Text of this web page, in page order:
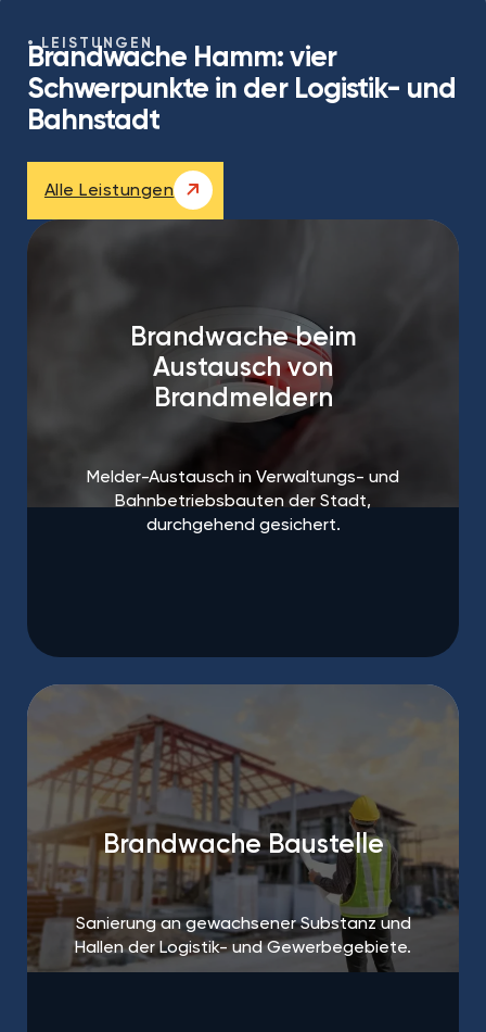
LEISTUNGEN
Brandwache Hamm: vier
Schwerpunkte in der Logistik- und
Bahnstadt
Alle Leistungen
Brandwache beim
Austausch von
Brandmeldern
Melder-Austausch in Verwaltungs- und
Bahnbetriebsbauten der Stadt,
durchgehend gesichert.
Brandwache Baustelle
Sanierung an gewachsener Substanz und
Hallen der Logistik- und Gewerbegebiete.